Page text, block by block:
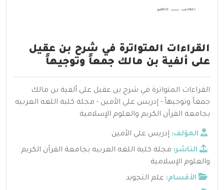
القراءات المتواترة في شرح بن عقيل
على ألفية بن مالك جمعاً وتوجيهاً
القراءات المتواترة في شرح بن عقيل على ألفية بن مالك
جمعاً وتوجيهاً - إدريس علي الأمين - مجلة كلية اللغه العربيه
بجامعة القرآن الكريم والعلوم الإسلامية
المؤلف: إدريس علي الأمين
الناشر: مجلة كلية اللغه العربيه بجامعة القرآن الكريم
والعلوم الإسلامية
الأقسام: علم التجويد